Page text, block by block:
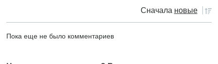
Сначала новые
Пока еще не было комментариев